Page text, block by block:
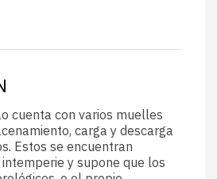
cuenta con varios muelles
carga y descarga
Estos se encuentran
y supone que los